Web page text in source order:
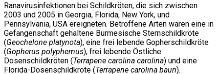
Ranavirusinfektionen bei Schildkröten, die sich zwischen
2003 und 2005 in Georgia, Florida, New York, und
Pennsylvania, USA ereigneten. Betroffene Arten waren eine in
Gefangenschaft gehaltene Burmesische Sternschildkröte
(Geochelone platynota), eine frei lebende Gopherschildkröte
(Gopherus polyphemus), frei lebende Östliche
Dosenschildkröten (Terrapene carolina carolina) und eine
Florida-Dosenschildkröte (Terrapene carolina bauri).